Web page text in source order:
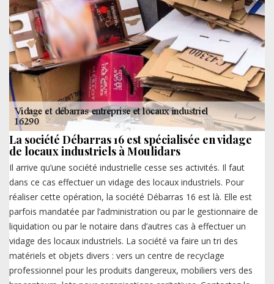
La société Débarras 16 est spécialisée en vidage
de locaux industriels à Moulidars
Il arrive qu’une société industrielle cesse ses activités. Il faut
dans ce cas effectuer un vidage des locaux industriels. Pour
réaliser cette opération, la société Débarras 16 est là. Elle est
parfois mandatée par l’administration ou par le gestionnaire de
liquidation ou par le notaire dans d’autres cas à effectuer un
vidage des locaux industriels. La société va faire un tri des
matériels et objets divers : vers un centre de recyclage
professionnel pour les produits dangereux, mobiliers vers des